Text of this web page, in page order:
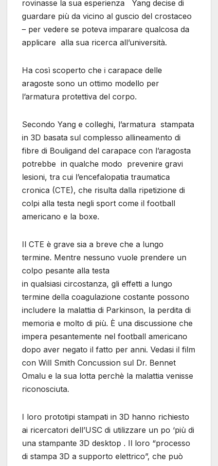
rovinasse la sua esperienza Yang decise di
guardare più da vicino al guscio del crostaceo
– per vedere se poteva imparare qualcosa da
applicare alla sua ricerca all’università.
Ha così scoperto che i carapace delle
aragoste sono un ottimo modello per
l’armatura protettiva del corpo.
Secondo Yang e colleghi, l’armatura stampata
in 3D basata sul complesso allineamento di
fibre di Bouligand del carapace con l’aragosta
potrebbe in qualche modo prevenire gravi
lesioni, tra cui l’encefalopatia traumatica
cronica (CTE), che risulta dalla ripetizione di
colpi alla testa negli sport come il football
americano e la boxe.
Il CTE è grave sia a breve che a lungo
termine. Mentre nessuno vuole prendere un
colpo pesante alla testa
in qualsiasi circostanza, gli effetti a lungo
termine della coagulazione costante possono
includere la malattia di Parkinson, la perdita di
memoria e molto di più. È una discussione che
impera pesantemente nel football americano
dopo aver negato il fatto per anni. Vedasi il film
con Will Smith Concussion sul Dr. Bennet
Omalu e la sua lotta perchè la malattia venisse
riconosciuta.
I loro prototipi stampati in 3D hanno richiesto
ai ricercatori dell’USC di utilizzare un po ‘più di
una stampante 3D desktop . Il loro “processo
di stampa 3D a supporto elettrico”, che può